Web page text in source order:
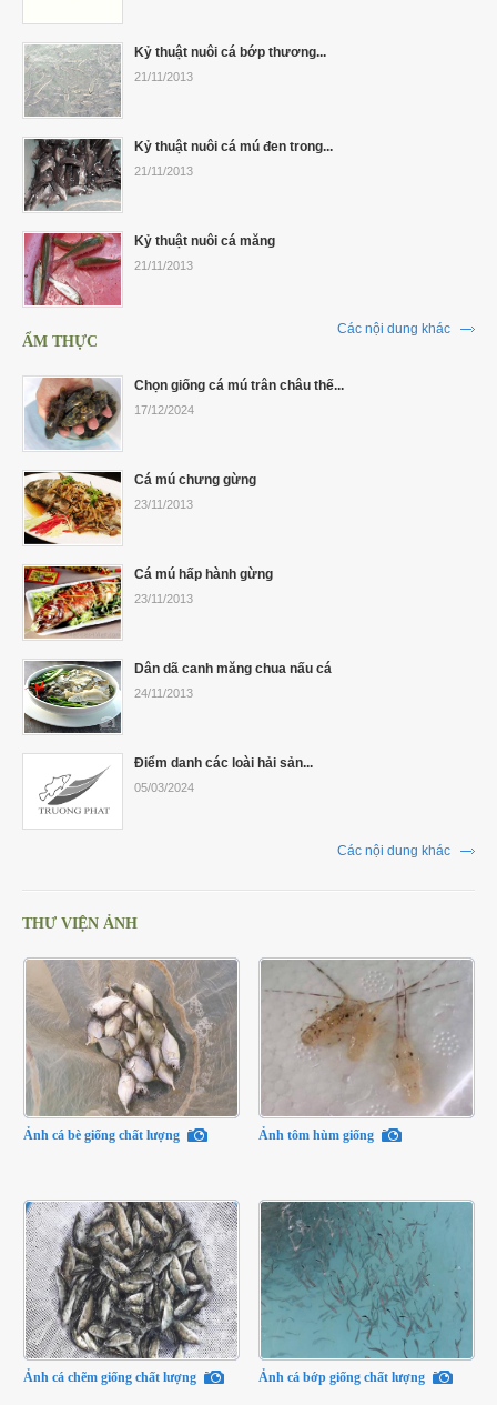
Kỷ thuật nuôi cá bớp thương...
21/11/2013
Kỷ thuật nuôi cá mú đen trong...
21/11/2013
Kỷ thuật nuôi cá măng
21/11/2013
Các nội dung khác
ẨM THỰC
Chọn giống cá mú trân châu thế...
17/12/2024
Cá mú chưng gừng
23/11/2013
Cá mú hấp hành gừng
23/11/2013
Dân dã canh măng chua nấu cá
24/11/2013
Điểm danh các loài hải sản...
05/03/2024
Các nội dung khác
THƯ VIỆN ẢNH
Ảnh cá bè giống chất lượng Ảnh tôm hùm giống
Ảnh cá chẽm giống chất lượng Ảnh cá bớp giống chất lượng